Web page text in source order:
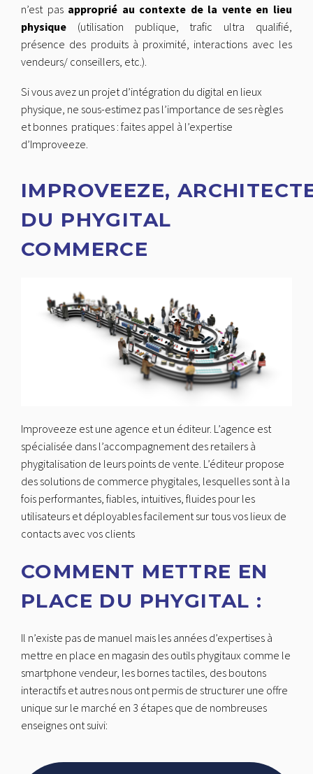
n’est pas approprié au contexte de la vente en lieu
physique (utilisation publique, trafic ultra qualifié,
présence des produits à proximité, interactions avec les
vendeurs/ conseillers, etc.).
Si vous avez un projet d’intégration du digital en lieux
physique, ne sous-estimez pas l’importance de ses règles
et bonnes pratiques : faites appel à l’expertise
d’Improveeze.
IMPROVEEZE,
DU PHYGITAL
COMMERCE
Improveeze est une agence et un éditeur. L’agence est
spécialisée dans l’accompagnement des retailers à
phygitalisation de leurs points de vente. L’éditeur propose
des solutions de commerce phygitales, lesquelles sont à la
fois performantes, fiables, intuitives, fluides pour les
utilisateurs et déployables facilement sur tous vos lieux de
contacts avec vos clients
COMMENT METTRE EN
PLACE DU PHYGITAL :
Il n’existe pas de manuel mais les années d’expertises à
mettre en place en magasin des outils phygitaux comme le
smartphone vendeur, les bornes tactiles, des boutons
interactifs et autres nous ont permis de structurer une offre
unique sur le marché en 3 étapes que de nombreuses
enseignes ont suivi: